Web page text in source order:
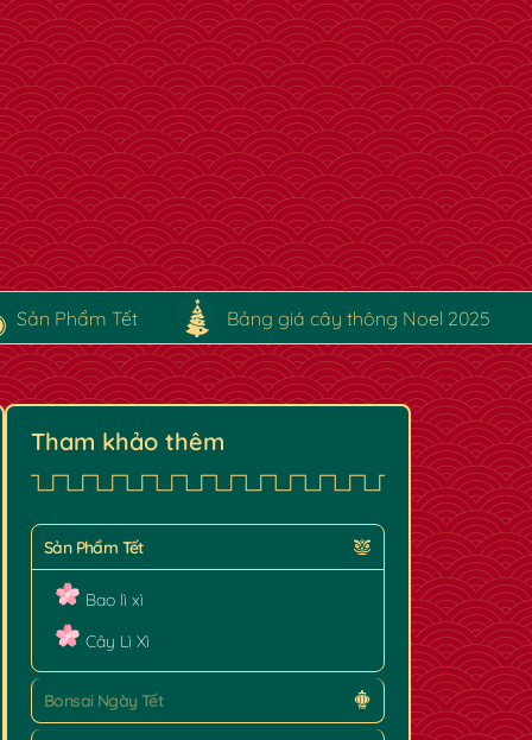
Sản Phẩm Tết Bảng giá cây thông Noel 2025
Tham khảo thêm
Sản Phẩm Tết
Bao lì xì
Cây Lì Xì
Bonsai Ngày Tết